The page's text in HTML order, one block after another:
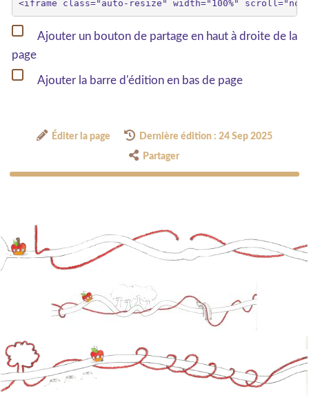
Ajouter un bouton de partage en haut à droite de la
page
Ajouter la barre d'édition en bas de page
Éditer la page Dernière édition : 24 Sep 2025
Partager